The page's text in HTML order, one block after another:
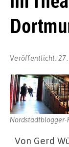
Veröffentlicht:
Von Gerd